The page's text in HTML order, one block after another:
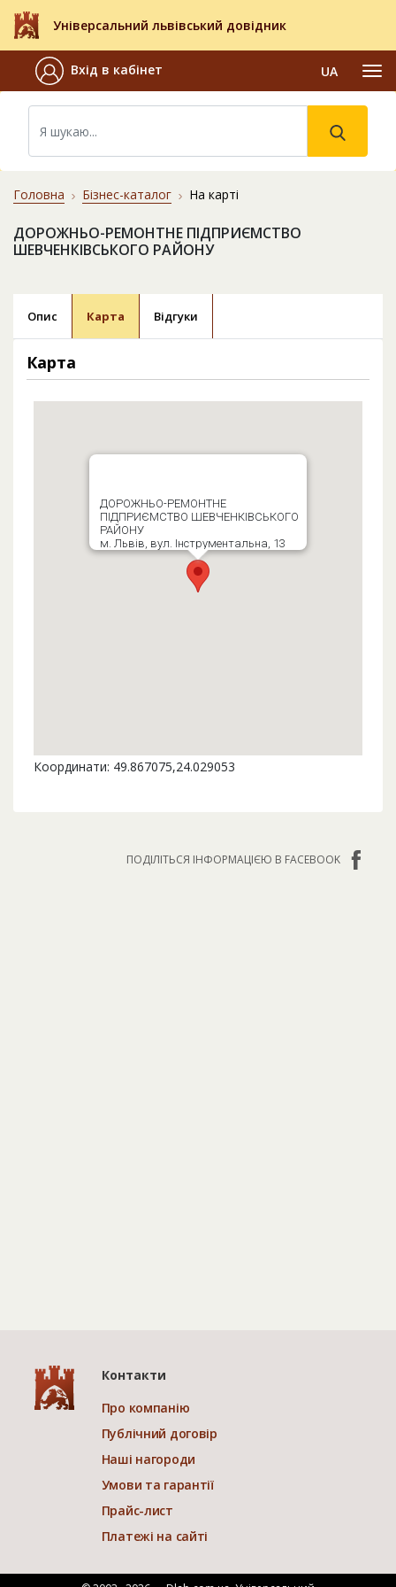
Універсальний львівський довідник
Вхід в кабінет UA
Головна Бізнес-каталог На карті
ДОРОЖНЬО-РЕМОНТНЕ ПІДПРИЄМСТВО
ШЕВЧЕНКІВСЬКОГО РАЙОНУ
Опис Карта Відгуки
Карта
ДОРОЖНЬО-РЕМОНТНЕ
ПІДПРИЄМСТВО ШЕВЧЕНКІВСЬКОГО
РАЙОНУ
м. Львів, вул. Інструментальна, 13
Координати: 49.867075,24.029053
ПОДІЛІТЬСЯ ІНФОРМАЦІЄЮ В FACEBOOK
Контакти
Про компанію
Публічний договір
Наші нагороди
Умови та гарантії
Прайс-лист
Платежі на сайті